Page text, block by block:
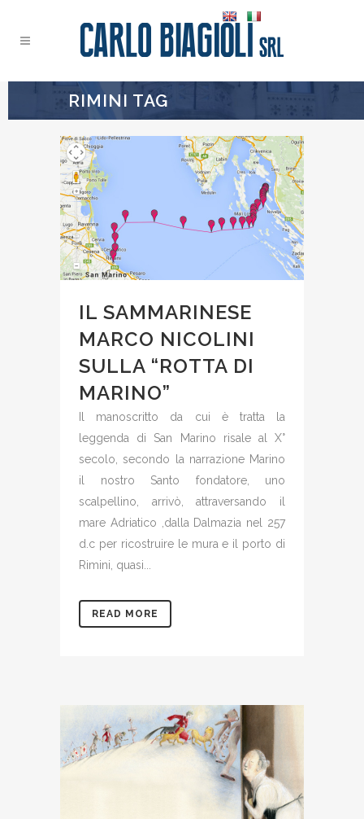
RIMINI TAG
IL SAMMARINESE
MARCO NICOLINI
SULLA “ROTTA DI
MARINO”
Il manoscritto da cui è tratta la
leggenda di San Marino risale al X°
secolo, secondo la narrazione Marino
il nostro Santo fondatore, uno
scalpellino, arrivò, attraversando il
mare Adriatico ,dalla Dalmazia nel 257
d.c per ricostruire le mura e il porto di
Rimini, quasi...
READ MORE